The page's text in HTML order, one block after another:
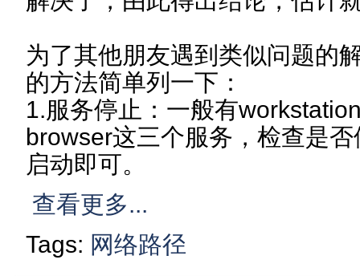
为了其他朋友遇到类似问题的
的方法简单列一下：
1.服务停止：一般有
browser这三个服务，检查是
启动即可。
查看更多...
Tags: 网络路径